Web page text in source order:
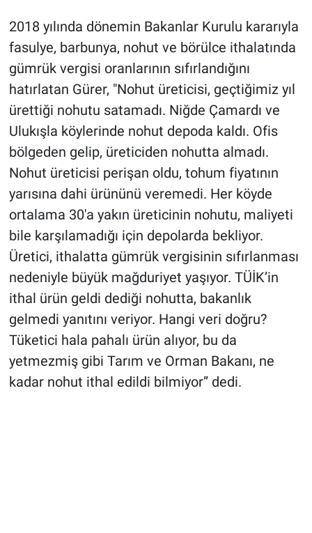
2018 yılında dönemin Bakanlar Kurulu kararıyla
fasulye, barbunya, nohut ve börülce ithalatında
gümrük vergisi oranlarının sıfırlandığını
hatırlatan Gürer, "Nohut üreticisi, geçtiğimiz yıl
ürettiği nohutu satamadı. Niğde Çamardı ve
Ulukışla köylerinde nohut depoda kaldı. Ofis
bölgeden gelip, üreticiden nohutta almadı.
Nohut üreticisi perişan oldu, tohum fiyatının
yarısına dahi ürününü veremedi. Her köyde
ortalama 30'a yakın üreticinin nohutu, maliyeti
bile karşılamadığı için depolarda bekliyor.
Üretici, ithalatta gümrük vergisinin sıfırlanması
nedeniyle büyük mağduriyet yaşıyor. TÜİK’in
ithal ürün geldi dediği nohutta, bakanlık
gelmedi yanıtını veriyor. Hangi veri doğru?
Tüketici hala pahalı ürün alıyor, bu da
yetmezmiş gibi Tarım ve Orman Bakanı, ne
kadar nohut ithal edildi bilmiyor” dedi.